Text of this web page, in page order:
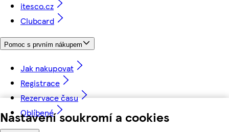
Nastavení soukromí a cookies
itesco.cz
Clubcard
Pomoc s prvním nákupem
Jak nakupovat
Registrace
Rezervace času
Oblíbené